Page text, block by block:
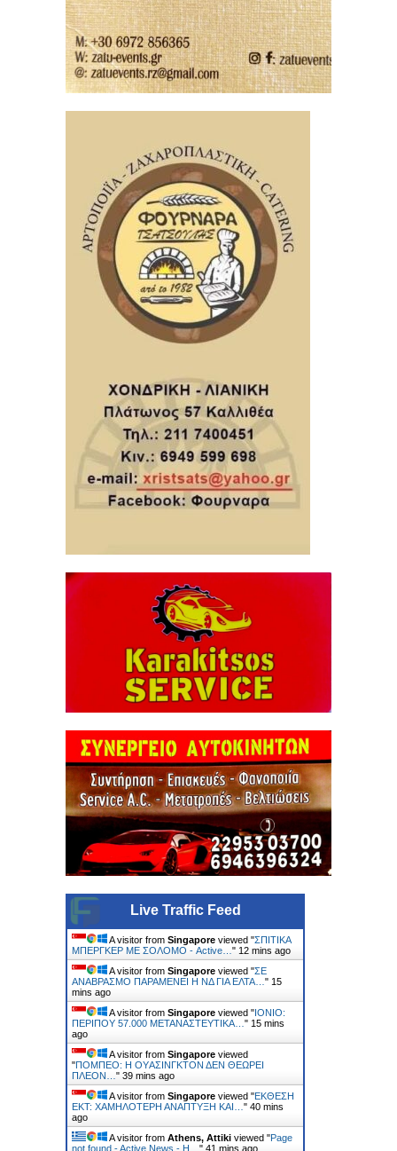
Live Traffic Feed
A visitor from Singapore viewed "ΣΠΙΤΙΚΑ
ΜΠΕΡΓΚΕΡ ΜΕ ΣΟΛΟΜΟ - Active… " 12 mins ago
A visitor from Singapore viewed "ΣΕ
ΑΝΑΒΡΑΣΜΟ ΠΑΡΑΜΕΝΕΙ Η ΝΔ ΓΙΑ ΕΛΤΑ… " 15
mins ago
A visitor from Singapore viewed "ΙΟΝΙΟ:
ΠΕΡΙΠΟΥ 57.000 ΜΕΤΑΝΑΣΤΕΥΤΙΚΑ… " 15 mins
ago
A visitor from Singapore viewed
"ΠΟΜΠEΟ: Η ΟΥAΣΙΝΓΚΤΟΝ ΔΕΝ ΘΕΩΡΕI
ΠΛEΟΝ… " 39 mins ago
A visitor from Singapore viewed "ΕΚΘΕΣΗ
ΕΚΤ: ΧΑΜΗΛΟΤΕΡΗ ΑΝΑΠΤΥΞΗ ΚΑΙ… " 40 mins
ago
A visitor from Athens, Attiki viewed "Page
not found - Active News - Η… " 41 mins ago